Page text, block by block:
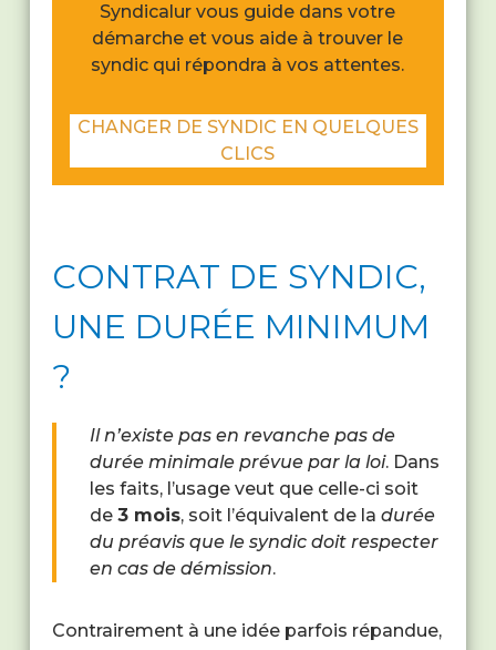
Syndicalur vous guide dans votre
démarche et vous aide à trouver le
syndic qui répondra à vos attentes.
CHANGER DE SYNDIC EN QUELQUES
CLICS
CONTRAT DE SYNDIC,
UNE DURÉE MINIMUM
?
Il n’existe pas en revanche pas de
durée minimale prévue par la loi. Dans
les faits, l’usage veut que celle-ci soit
de 3 mois, soit l’équivalent de la durée
du préavis que le syndic doit respecter
en cas de démission.
Contrairement à une idée parfois répandue,